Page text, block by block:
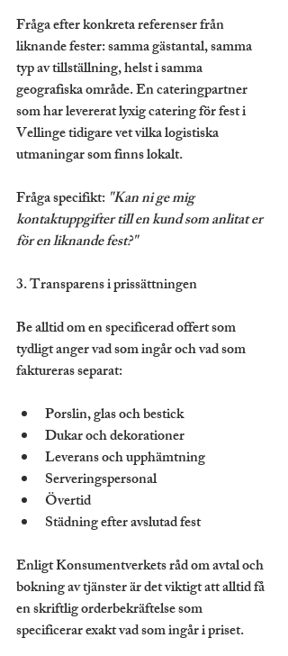
Fråga efter konkreta referenser från
liknande fester: samma gästantal, samma
typ av tillställning, helst i samma
geografiska område. En cateringpartner
som har levererat lyxig catering för fest i
Vellinge tidigare vet vilka logistiska
utmaningar som finns lokalt.
Fråga specifikt: "Kan ni ge mig
kontaktuppgifter till en kund som anlitat er
för en liknande fest?"
3. Transparens i prissättningen
Be alltid om en specificerad offert som
tydligt anger vad som ingår och vad som
faktureras separat:
Porslin, glas och bestick
Dukar och dekorationer
Leverans och upphämtning
Serveringspersonal
Övertid
Städning efter avslutad fest
Enligt Konsumentverkets råd om avtal och
bokning av tjänster är det viktigt att alltid få
en skriftlig orderbekräftelse som
specificerar exakt vad som ingår i priset.